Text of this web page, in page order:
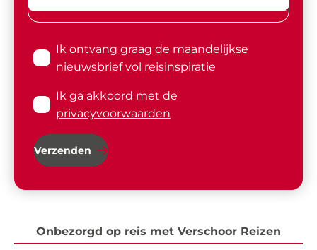
Ik ontvang graag de maandelijkse
nieuwsbrief vol reisinspiratie
Ik ga akkoord met de
privacyvoorwaarden
Verzenden
Onbezorgd op reis met Verschoor Reizen